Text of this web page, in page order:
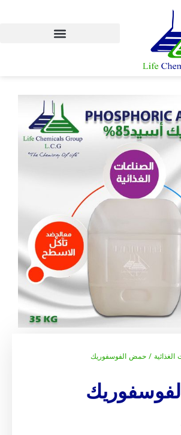
الغذائية / حمض الفوسفوريك